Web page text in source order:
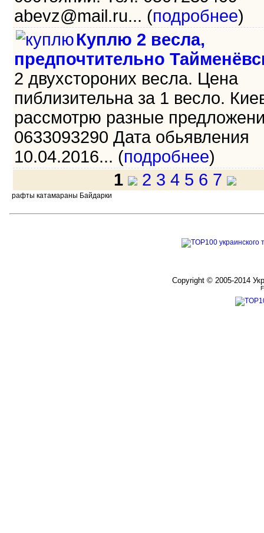
abevz@mail.ru... (подробнее)
Куплю 2 весла,
предпочтительно
2 двухстороних весла. Цена
пиблизительна за 1 весло.
рассмотрю разные
0633093290 Дата обьявления
10.04.2016... (подробнее)
1
2 3 4 5 6 7
рафты катамараны Байдарки
Copyright © 2005-2014